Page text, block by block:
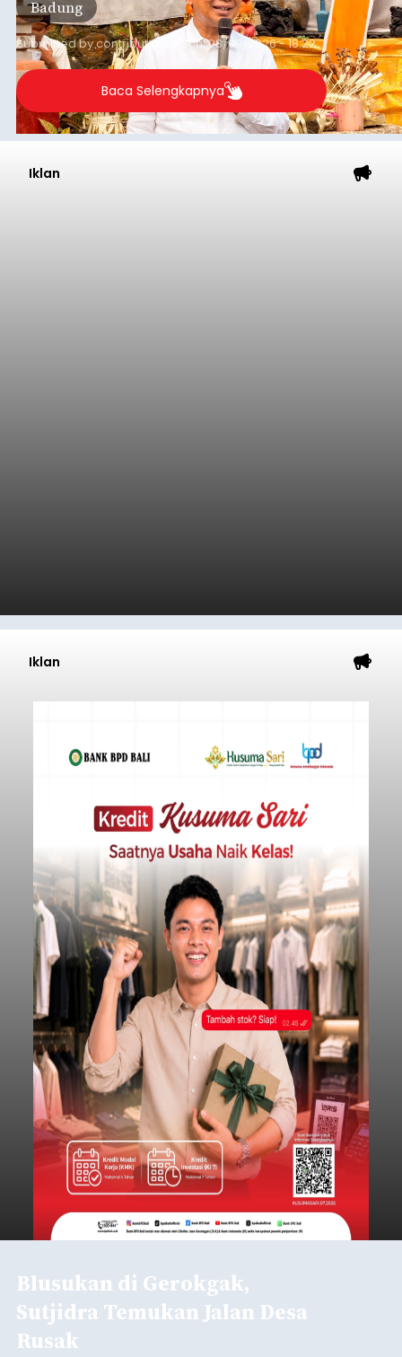
rata-rata penerimaan sebelumnya yang berkisar
Rp350 miliar hingga Rp400 miliar per bulan.
Badung
Submitted bycontributor Sun, 08/09/2026 - 18:22
Baca Selengkapnya
Iklan
Iklan
Blusukan di Gerokgak,
Sutjidra Temukan Jalan Desa
Rusak